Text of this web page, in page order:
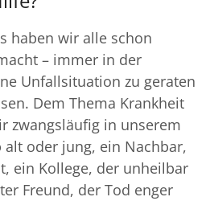
haben wir alle schon
– immer in der
Unfallsituation zu geraten
Dem Thema Krankheit
zwangsläufig in unserem
alt oder jung, ein Nachbar,
ein Kollege, der unheilbar
Freund, der Tod enger